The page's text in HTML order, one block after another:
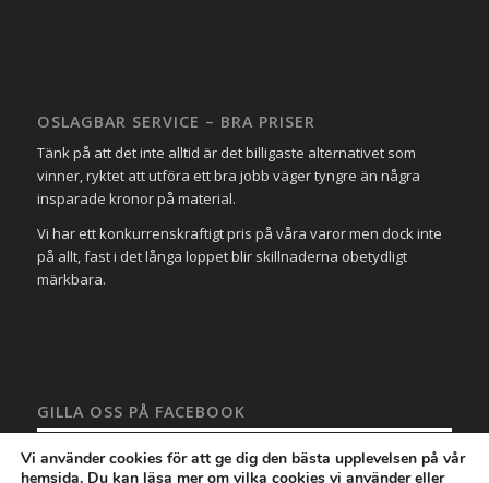
OSLAGBAR SERVICE – BRA PRISER
Tänk på att det inte alltid är det billigaste alternativet som
vinner, ryktet att utföra ett bra jobb väger tyngre än några
insparade kronor på material.
Vi har ett konkurrenskraftigt pris på våra varor men dock inte
på allt, fast i det långa loppet blir skillnaderna obetydligt
märkbara.
GILLA OSS PÅ FACEBOOK
Vi använder cookies för att ge dig den bästa upplevelsen på vår
hemsida. Du kan läsa mer om vilka cookies vi använder eller